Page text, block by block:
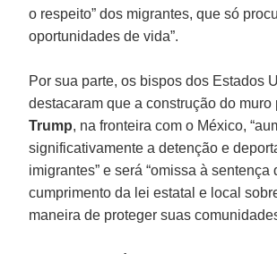
o respeito” dos migrantes, que só
oportunidades de vida”.
Por sua parte, os bispos dos Estados
destacaram que a construção do muro
Trump, na fronteira com o México,
significativamente a detenção e
imigrantes” e será “omissa à sentença
cumprimento da lei estatal e local
maneira de proteger suas